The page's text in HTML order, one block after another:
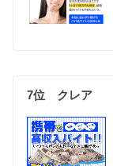
7位 クレア